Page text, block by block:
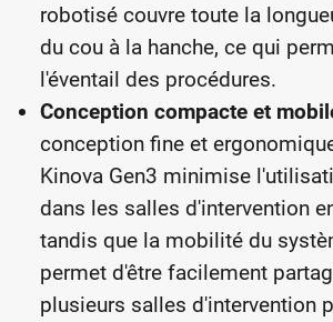
robotisé couvre toute la
du cou à la hanche, ce qui
l'éventail des procédures.
Conception compacte et
conception fine et
Kinova Gen3 minimise
dans les salles d'intervention
tandis que la mobilité du
permet d'être facilement
plusieurs salles d'intervention